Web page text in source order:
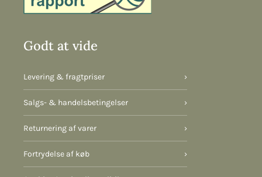
Godt at vide
Levering & fragtpriser ›
Salgs- & handelsbetingelser ›
Returnering af varer ›
Fortrydelse af køb ›